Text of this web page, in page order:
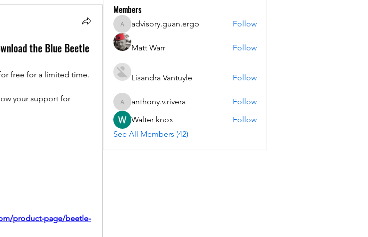
the Blue Beetle
free for a limited time.
your support for
product-page/beetle-
Members
advisory.guan.ergp
advisory.guan.ergp Follow
Matt Warr Follow
Lisandra Vantuyle Follow
anthony.v.rivera
anthony.v.rivera
Follow
Walter knox
Follow
See All Members (42)